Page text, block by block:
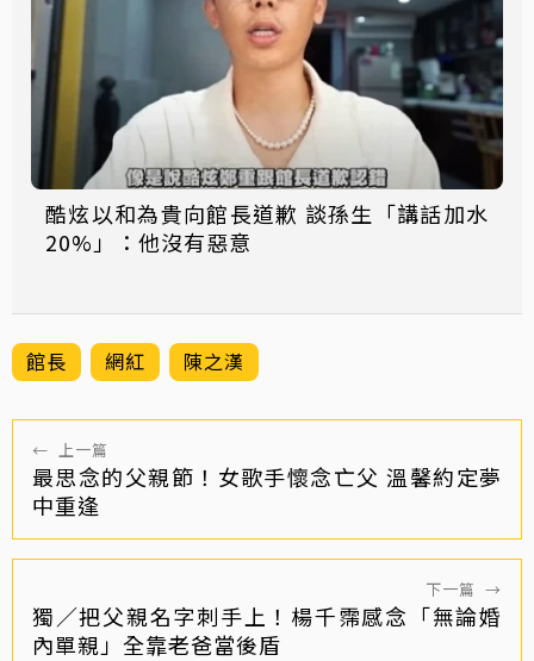
酷炫以和為貴向館長道歉 談孫生「講話加水
20%」：他沒有惡意
館長 網紅 陳之漢
← 上一篇
最思念的父親節！女歌手懷念亡父 溫馨約定夢
中重逢
下一篇 →
獨／把父親名字刺手上！楊千霈感念「無論婚
內單親」全靠老爸當後盾